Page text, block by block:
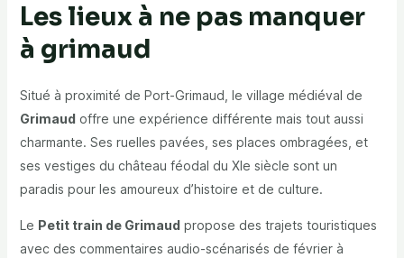
Les lieux à ne pas manquer
à grimaud
Situé à proximité de Port-Grimaud, le village médiéval de
Grimaudoffre une expérience différente mais tout aussi
charmante. Ses ruelles pavées, ses places ombragées, et
ses vestiges du château féodal du XIe siècle sont un
paradis pour les amoureux d’histoire et de culture.
Le Petit train de Grimaudpropose des trajets touristiques
avec des commentaires audio-scénarisés de février à